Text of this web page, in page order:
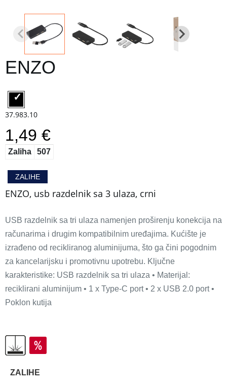
ENZO
37.983.10
1,49 €
Zaliha 507
ZALIHE
ENZO, usb razdelnik sa 3 ulaza, crni
USB razdelnik sa tri ulaza namenjen proširenju konekcija na
računarima i drugim kompatibilnim uređajima. Kućište je
izrađeno od recikliranog aluminijuma, što ga čini pogodnim
za kancelarijsku i promotivnu upotrebu. Ključne
karakteristike: USB razdelnik sa tri ulaza • Materijal:
reciklirani aluminijum • 1 x Type-C port • 2 x USB 2.0 port •
Poklon kutija
ZALIHE